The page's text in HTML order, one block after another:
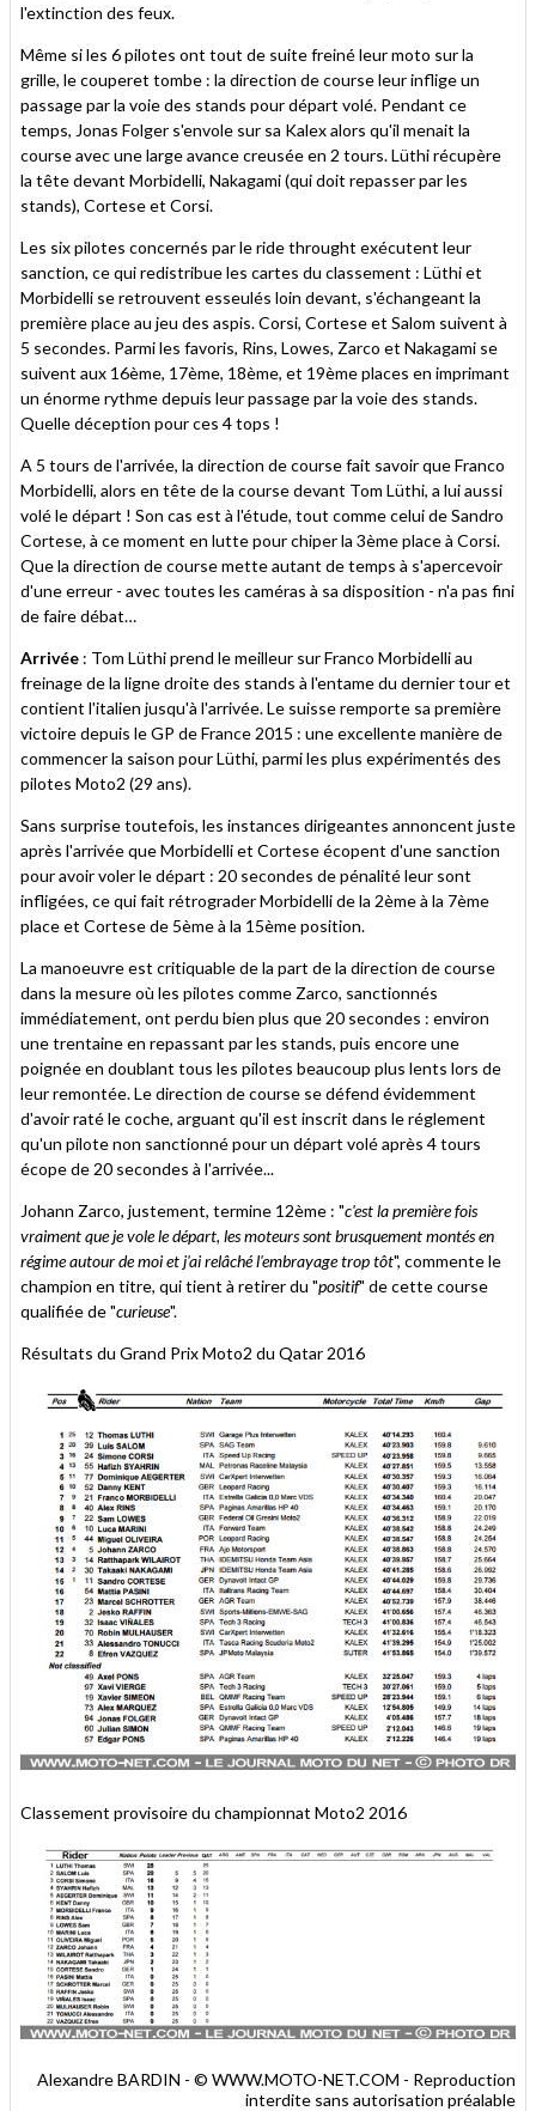
l'extinction des feux.
Même si les 6 pilotes ont tout de suite freiné leur moto sur la
grille, le couperet tombe : la direction de course leur inflige un
passage par la voie des stands pour départ volé. Pendant ce
temps, Jonas Folger s'envole sur sa Kalex alors qu'il menait la
course avec une large avance creusée en 2 tours. Lüthi récupère
la tête devant Morbidelli, Nakagami (qui doit repasser par les
stands), Cortese et Corsi.
Les six pilotes concernés par le ride throught exécutent leur
sanction, ce qui redistribue les cartes du classement : Lüthi et
Morbidelli se retrouvent esseulés loin devant, s'échangeant la
première place au jeu des aspis. Corsi, Cortese et Salom suivent à
5 secondes. Parmi les favoris, Rins, Lowes, Zarco et Nakagami se
suivent aux 16ème, 17ème, 18ème, et 19ème places en imprimant
un énorme rythme depuis leur passage par la voie des stands.
Quelle déception pour ces 4 tops !
A 5 tours de l'arrivée, la direction de course fait savoir que Franco
Morbidelli, alors en tête de la course devant Tom Lüthi, a lui aussi
volé le départ ! Son cas est à l'étude, tout comme celui de Sandro
Cortese, à ce moment en lutte pour chiper la 3ème place à Corsi.
Que la direction de course mette autant de temps à s'apercevoir
d'une erreur - avec toutes les caméras à sa disposition - n'a pas fini
de faire débat…
Arrivée : Tom Lüthi prend le meilleur sur Franco Morbidelli au
freinage de la ligne droite des stands à l'entame du dernier tour et
contient l'italien jusqu'à l'arrivée. Le suisse remporte sa première
victoire depuis le GP de France 2015 : une excellente manière de
commencer la saison pour Lüthi, parmi les plus expérimentés des
pilotes Moto2 (29 ans).
Sans surprise toutefois, les instances dirigeantes annoncent juste
après l'arrivée que Morbidelli et Cortese écopent d'une sanction
pour avoir voler le départ : 20 secondes de pénalité leur sont
infligées, ce qui fait rétrograder Morbidelli de la 2ème à la 7ème
place et Cortese de 5ème à la 15ème position.
La manoeuvre est critiquable de la part de la direction de course
dans la mesure où les pilotes comme Zarco, sanctionnés
immédiatement, ont perdu bien plus que 20 secondes : environ
une trentaine en repassant par les stands, puis encore une
poignée en doublant tous les pilotes beaucoup plus lents lors de
leur remontée. Le direction de course se défend évidemment
d'avoir raté le coche, arguant qu'il est inscrit dans le réglement
qu'un pilote non sanctionné pour un départ volé après 4 tours
écope de 20 secondes à l'arrivée...
Johann Zarco, justement, termine 12ème : "c'est la première fois
vraiment que je vole le départ, les moteurs sont brusquement montés en
régime autour de moi et j'ai relâché l'embrayage trop tôt", commente le
champion en titre, qui tient à retirer du "positif" de cette course
qualifiée de "curieuse".
Résultats du Grand Prix Moto2 du Qatar 2016
Classement provisoire du championnat Moto2 2016
Alexandre BARDIN - © WWW.MOTO-NET.COM - Reproduction
interdite sans autorisation préalable